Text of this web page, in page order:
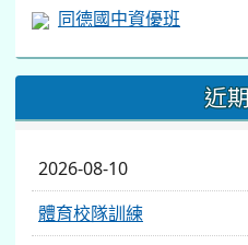
同德國中資優班
近
2026-08-10
體育校隊訓練